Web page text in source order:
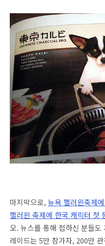
마지막으로,뉴욕 핼러윈축제
핼러윈 축제에 한국 캐릭터 첫
오. 뉴스를 통해 접하신 분들
레이드는 5만 참가자, 200만